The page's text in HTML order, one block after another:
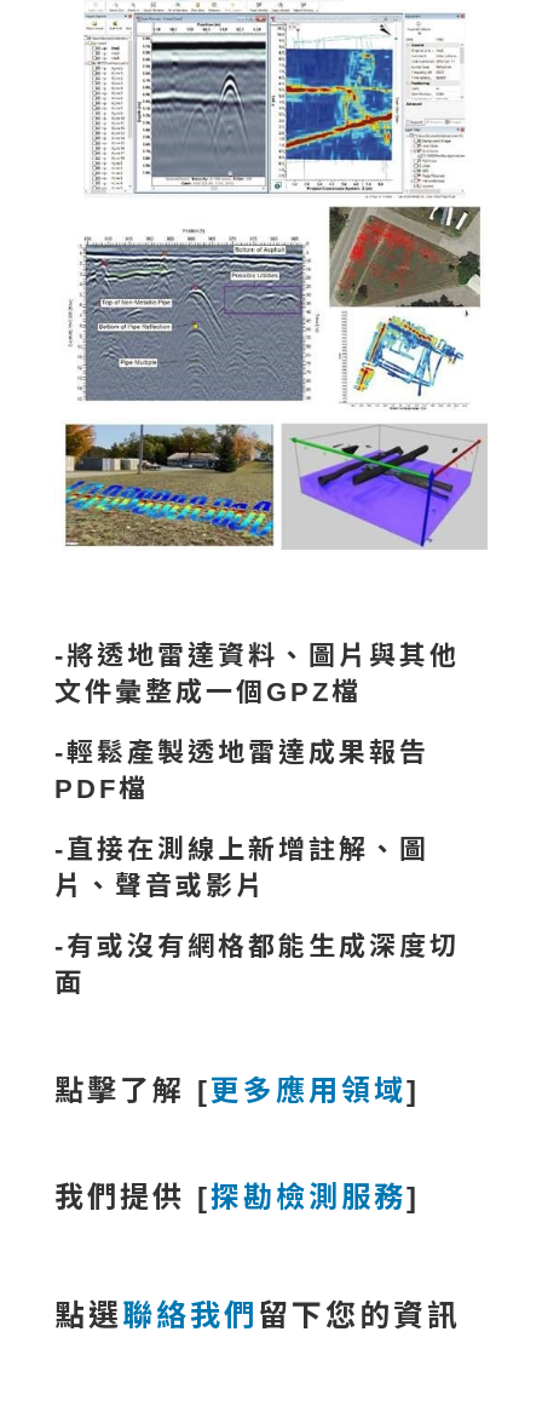
-將透地雷達資料、圖片與其他
文件彙整成一個GPZ檔
-輕鬆產製透地雷達成果報告
PDF檔
-直接在測線上新增註解、圖
片、聲音或影片
-有或沒有網格都能生成深度切
面
點擊了解 [更多應用領域]
我們提供 [探勘檢測服務]
點選聯絡我們留下您的資訊